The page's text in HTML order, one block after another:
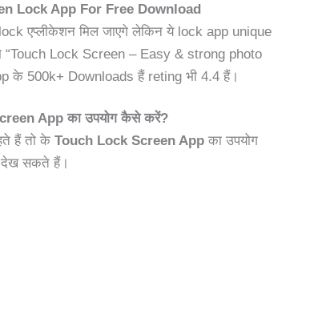
Lock App For Free Download
एप्लीकेशन मिल जाएगे लेकिन ये lock app unique
Lock Screen – Easy & strong photo
के 500k+ Downloads हैं reting भी 4.4 हैं।
App का उपयोग कैसे करें?
हैं तो के Touch Lock Screen App का उपयोग
देख सकते हैं।